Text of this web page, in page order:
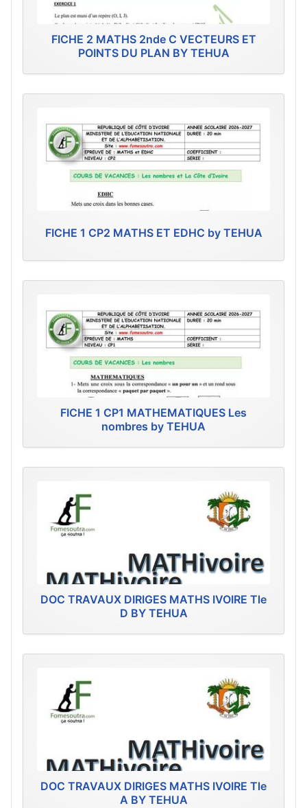
FICHE 2 MATHS 2nde C VECTEURS ET
POINTS DU PLAN BY TEHUA
FICHE 1 CP2 MATHS ET EDHC by TEHUA
FICHE 1 CP1 MATHEMATIQUES Les
nombres by TEHUA
DOC TRAVAUX DIRIGES MATHS IVOIRE Tle
D BY TEHUA
DOC TRAVAUX DIRIGES MATHS IVOIRE Tle
A BY TEHUA